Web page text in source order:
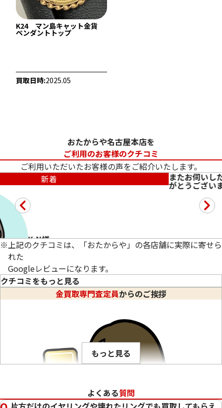
K24 マン島キャット金貨
ペンダントトップ
買取日時:2025.05
おたからや名古屋本店を
ご利用のお客様のクチコミ
ご利用いただいたお客様の声をご紹介いたします。
新着
またお伺いし
がとうござい
K.N様
※上記のクチコミは、「おたからや」の各店舗に実際に寄せら
れた
Googleレビューになります。
クチコミをもっと見る
金買取専門査定員からのご挨拶
もっと見る
よくある質問